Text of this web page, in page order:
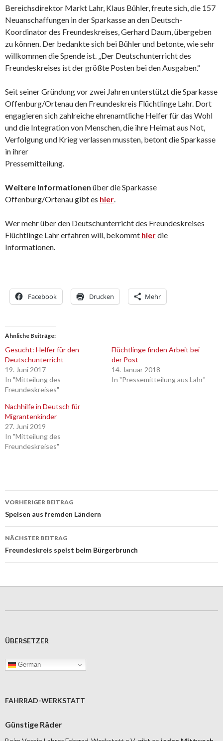
Bereichsdirektor Markt Lahr, Klaus Bühler, freute sich, die 157
Neuanschaffungen in der Sparkasse an den Deutsch-
Koordinator des Freundeskreises, Gerhard Daum, übergeben
zu können. Der bedankte sich bei Bühler und betonte, wie sehr
willkommen die Spende ist. „Der Deutschunterricht des
Freundeskreises ist der größte Posten bei den Ausgaben.“
Seit seiner Gründung vor zwei Jahren unterstützt die Sparkasse
Offenburg/Ortenau den Freundeskreis Flüchtlinge Lahr. Dort
engagieren sich zahlreiche ehrenamtliche Helfer für das Wohl
und die Integration von Menschen, die ihre Heimat aus Not,
Verfolgung und Krieg verlassen mussten, betont die Sparkasse
in ihrer
Pressemitteilung.
Weitere Informationen über die Sparkasse
Offenburg/Ortenau gibt es hier.
Wer mehr über den Deutschunterricht des Freundeskreises
Flüchtlinge Lahr erfahren will, bekommt hierdie
Informationen.
Facebook Drucken Mehr
Ähnliche Beiträge
Gesucht: Helfer für den
Deutschunterricht
19. Juni 2017
In "Mitteilung des
Freundeskreises"
Flüchtlinge finden Arbeit bei
der Post
14. Januar 2018
In "Pressemitteilung aus Lahr"
Nachhilfe in Deutsch für
Migrantenkinder
27. Juni 2019
In "Mitteilung des
Freundeskreises"
Beitrags-
Navigation
VORHERIGER BEITRAG
Speisen aus fremden Ländern
NÄCHSTER BEITRAG
Freundeskreis speist beim Bürgerbrunch
ÜBERSETZER
German
FAHRRAD-WERKSTATT
Günstige Räder